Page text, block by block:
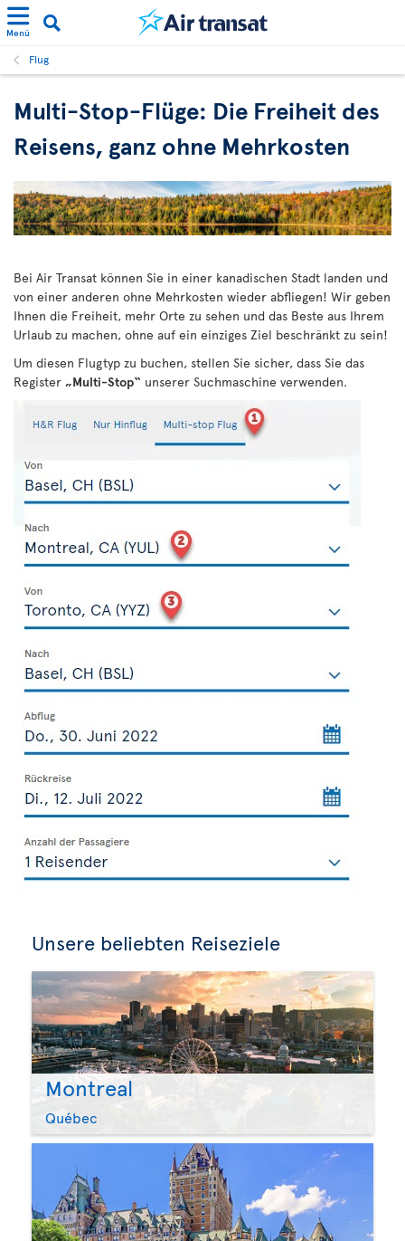
Menü
Flug
Multi-Stop-Flüge: Die Freiheit des
Reisens, ganz ohne Mehrkosten
Bei Air Transat können Sie in einer kanadischen Stadt landen und
von einer anderen ohne Mehrkosten wieder abfliegen! Wir geben
Ihnen die Freiheit, mehr Orte zu sehen und das Beste aus Ihrem
Urlaub zu machen, ohne auf ein einziges Ziel beschränkt zu sein!
Um diesen Flugtyp zu buchen, stellen Sie sicher, dass Sie das
Register „Multi-Stop“ unserer Suchmaschine verwenden.
Unsere beliebten Reiseziele
Montreal
Québec